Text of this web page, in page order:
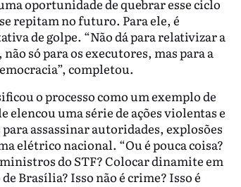
oportunidade de quebrar esse ciclo
repitam no futuro. Para ele, é
de golpe. “Não dá para relativizar a
só para os executores, mas para a
completou.
o processo como um exemplo de
uma série de ações violentas e
assassinar autoridades, explosões
elétrico nacional. “Ou é pouca coisa?
do STF? Colocar dinamite em
Brasília? Isso não é crime? Isso é